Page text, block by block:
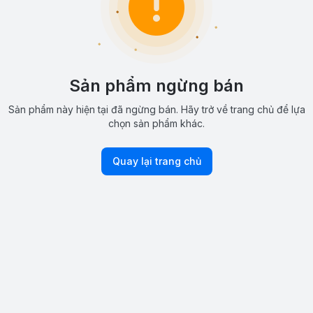
Sản phẩm ngừng bán
Sản phẩm này hiện tại đã ngừng bán. Hãy trở về trang chủ để lựa
chọn sản phẩm khác.
Quay lại trang chủ